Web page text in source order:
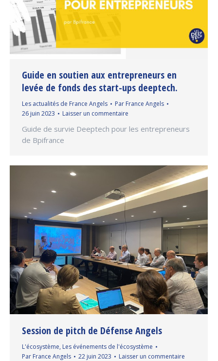
Guide en soutien aux entrepreneurs en
levée de fonds des start-ups deeptech.
Les actualités de France Angels Par France Angels
26 juin 2023
Laisser un commentaire
Guide de survie Deeptech pour les entrepreneurs
de Bpifrance
Session de pitch de Défense Angels
L'écosystème, Les événements de l'écosystème
Par France Angels 22 juin 2023 Laisser un commentaire